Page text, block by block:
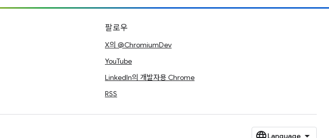
팔로우
X의 @ChromiumDev
YouTube
LinkedIn의 개발자용 Chrome
RSS